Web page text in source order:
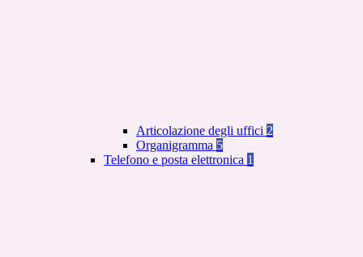
Articolazione degli uffici 2
Organigramma 5
Telefono e posta elettronica 1